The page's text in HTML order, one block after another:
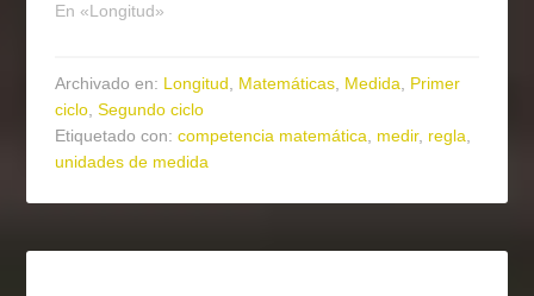
En «Longitud»
Archivado en: Longitud, Matemáticas, Medida, Primer
ciclo,Segundo ciclo
Etiquetado con:competencia matemática, medir, regla,
unidades de medida